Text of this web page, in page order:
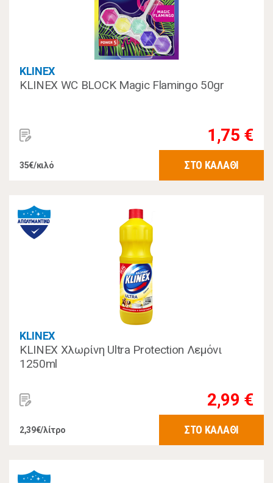
KLINEX
KLINEX WC BLOCK Magic Flamingo 50gr
1,75 €
35€/κιλό ΣΤΟ ΚΑΛΑΘΙ
KLINEX
KLINEX Χλωρίνη Ultra Protection Λεμόνι
1250ml
2,99 €
2,39€/λίτρο ΣΤΟ ΚΑΛΑΘΙ